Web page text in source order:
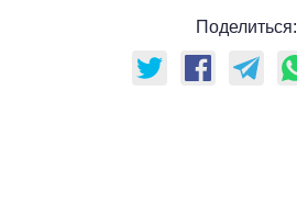
Поделиться: